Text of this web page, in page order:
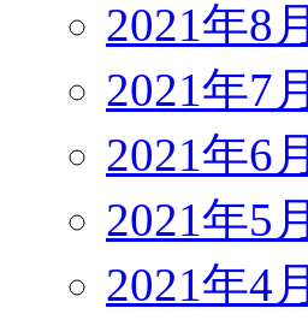
2021年8月
2021年7月
2021年6月
2021年5月
2021年4月